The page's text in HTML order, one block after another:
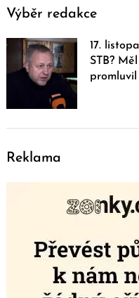
Výběr redakce
17.
STB?
promluvil
Reklama